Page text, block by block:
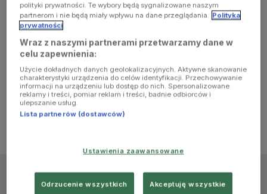
browser
console for
more
information)
polityki prywatności. Te wybory będą sygnalizowane naszym
partnerom i nie będą miały wpływu na dane przeglądania. Polityka
prywatności
Wraz z naszymi partnerami przetwarzamy dane w
celu zapewnienia:
Użycie dokładnych danych geolokalizacyjnych. Aktywne skanowanie
charakterystyki urządzenia do celów identyfikacji. Przechowywanie
informacji na urządzeniu lub dostęp do nich. Spersonalizowane
reklamy i treści, pomiar reklam i treści, badnie odbiorców i
ulepszanie usług.
Lista partnerów (dostawców)
Ustawienia zaawansowane
Odrzucenie wszystkich Akceptuję wszystkie